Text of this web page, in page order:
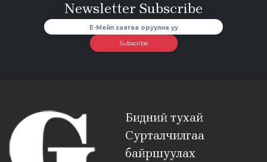
Newsletter Subscribe
Subscribe
Бидний тухай
Сурталчилгаа
байршуулах